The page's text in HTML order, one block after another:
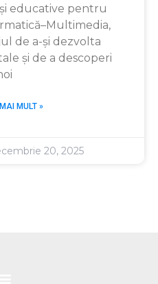
educative pentru
de a-și dezvolta
și de a descoperi
MULT »
20, 2025